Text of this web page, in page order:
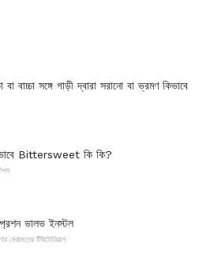
বা বাচ্চা সঙ্গে গাড়ী দ্বারা সরানো বা ভ্রমণ কিভাবে
Bittersweet কি কি?
ভালভ ইনস্টল
মেরামতের টিউটোরিয়াল